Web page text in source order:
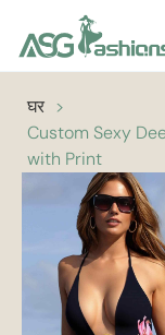
घर >
Custom Sexy
with Print